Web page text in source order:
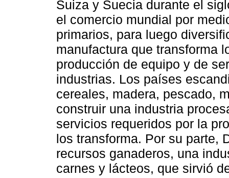
Suiza y Suecia durante el
el comercio mundial por
primarios, para luego
manufactura que transforma
producción de equipo y de
industrias. Los países
cereales, madera, pescado,
construir una industria
servicios requeridos por la
los transforma. Por su parte,
recursos ganaderos, una
carnes y lácteos, que sirvió